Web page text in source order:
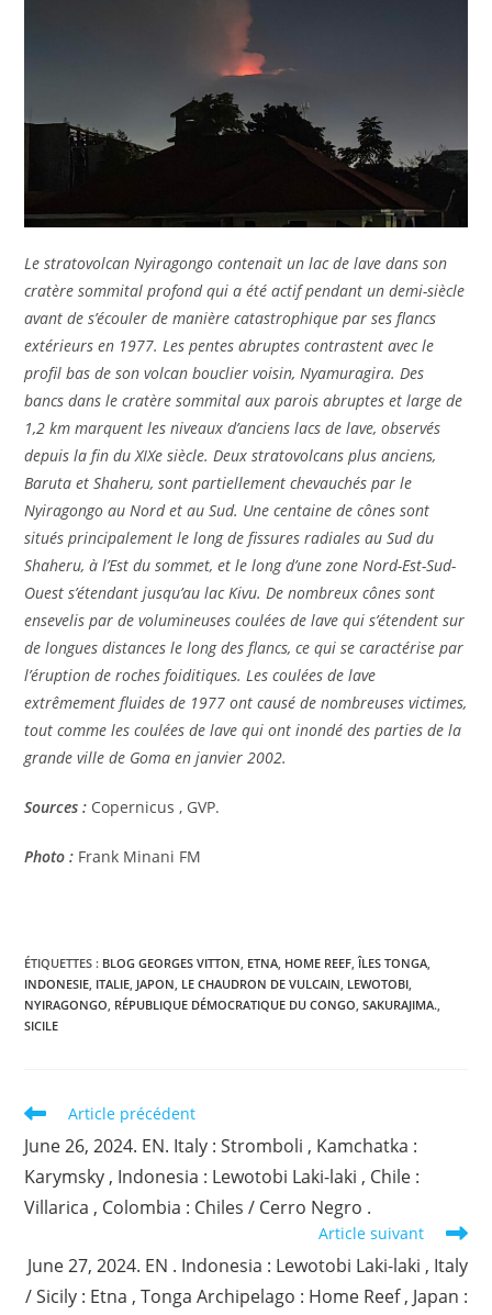
Le stratovolcan Nyiragongo contenait un lac de lave dans son
cratère sommital profond qui a été actif pendant un demi-siècle
avant de s’écouler de manière catastrophique par ses flancs
extérieurs en 1977. Les pentes abruptes contrastent avec le
profil bas de son volcan bouclier voisin, Nyamuragira. Des
bancs dans le cratère sommital aux parois abruptes et large de
1,2 km marquent les niveaux d’anciens lacs de lave, observés
depuis la fin du XIXe siècle. Deux stratovolcans plus anciens,
Baruta et Shaheru, sont partiellement chevauchés par le
Nyiragongo au Nord et au Sud. Une centaine de cônes sont
situés principalement le long de fissures radiales au Sud du
Shaheru, à l’Est du sommet, et le long d’une zone Nord-Est-Sud-
Ouest s’étendant jusqu’au lac Kivu. De nombreux cônes sont
ensevelis par de volumineuses coulées de lave qui s’étendent sur
de longues distances le long des flancs, ce qui se caractérise par
l’éruption de roches foiditiques. Les coulées de lave
extrêmement fluides de 1977 ont causé de nombreuses victimes,
tout comme les coulées de lave qui ont inondé des parties de la
grande ville de Goma en janvier 2002.
Sources : Copernicus , GVP.
Photo : Frank Minani FM
ÉTIQUETTES : BLOG GEORGES VITTON ETNA HOME REEF ÎLES TONGA
INDONESIE ITALIE JAPON LE CHAUDRON DE VULCAIN LEWOTOBI
NYIRAGONGO RÉPUBLIQUE DÉMOCRATIQUE DU CONGO SAKURAJIMA.
SICILE
Read
articles
Article précédent
June 26, 2024. EN. Italy : Stromboli , Kamchatka :
Karymsky , Indonesia : Lewotobi Laki-laki , Chile :
Villarica , Colombia : Chiles / Cerro Negro .
Article suivant
June 27, 2024. EN . Indonesia : Lewotobi Laki-laki , Italy
/ Sicily : Etna , Tonga Archipelago : Home Reef , Japan :